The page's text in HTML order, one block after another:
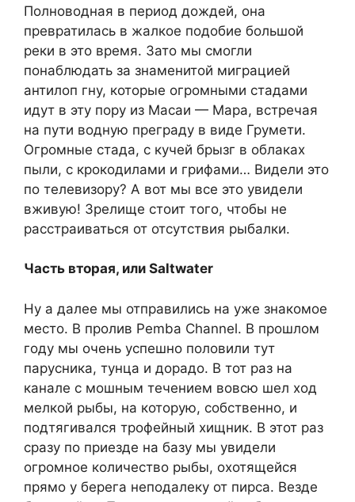
Полноводная в период дождей, она
превратилась в жалкое подобие большой
реки в это время. Зато мы смогли
понаблюдать за знаменитой миграцией
антилоп гну, которые огромными стадами
идут в эту пору из Масаи — Мара, встречая
на пути водную преграду в виде Грумети.
Огромные стада, с кучей брызг в облаках
пыли, с крокодилами и грифами… Видели это
по телевизору? А вот мы все это увидели
вживую! Зрелище стоит того, чтобы не
расстраиваться от отсутствия рыбалки.
Часть вторая, или Saltwater
Ну а далее мы отправились на уже знакомое
место. В пролив Pemba Channel. В прошлом
году мы очень успешно половили тут
парусника, тунца и дорадо. В тот раз на
канале с мошным течением вовсю шел ход
мелкой рыбы, на которую, собственно, и
подтягивался трофейный хищник. В этот раз
сразу по приезде на базу мы увидели
огромное количество рыбы, охотящейся
прямо у берега неподалеку от пирса. Везде